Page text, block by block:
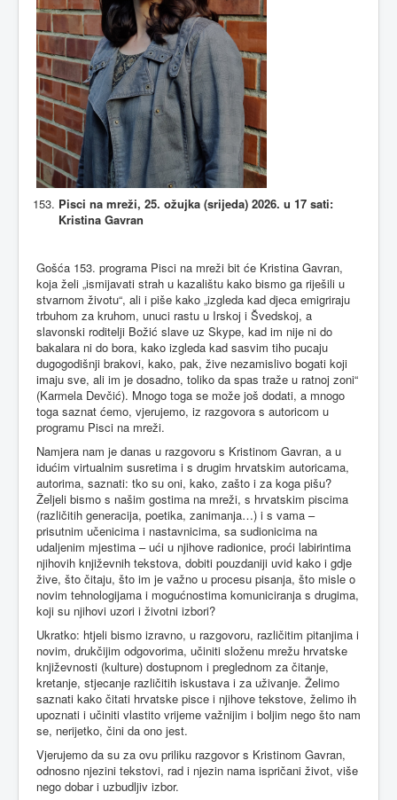
Pisci na mreži, 25. ožujka (srijeda) 2026. u 17 sati:
Kristina Gavran
Gošća 153. programa Pisci na mreži bit će Kristina Gavran,
koja želi „ismijavati strah u kazalištu kako bismo ga riješili u
stvarnom životu“, ali i piše kako „izgleda kad djeca emigriraju
trbuhom za kruhom, unuci rastu u Irskoj i Švedskoj, a
slavonski roditelji Božić slave uz Skype, kad im nije ni do
bakalara ni do bora, kako izgleda kad sasvim tiho pucaju
dugogodišnji brakovi, kako, pak, žive nezamislivo bogati koji
imaju sve, ali im je dosadno, toliko da spas traže u ratnoj zoni“
(Karmela Devčić). Mnogo toga se može još dodati, a mnogo
toga saznat ćemo, vjerujemo, iz razgovora s autoricom u
programu Pisci na mreži.
Namjera nam je danas u razgovoru s Kristinom Gavran, a u
idućim virtualnim susretima i s drugim hrvatskim autoricama,
autorima, saznati: tko su oni, kako, zašto i za koga pišu?
Željeli bismo s našim gostima na mreži, s hrvatskim piscima
(različitih generacija, poetika, zanimanja…) i s vama –
prisutnim učenicima i nastavnicima, sa sudionicima na
udaljenim mjestima – ući u njihove radionice, proći labirintima
njihovih književnih tekstova, dobiti pouzdaniji uvid kako i gdje
žive, što čitaju, što im je važno u procesu pisanja, što misle o
novim tehnologijama i mogućnostima komuniciranja s drugima,
koji su njihovi uzori i životni izbori?
Ukratko: htjeli bismo izravno, u razgovoru, različitim pitanjima i
novim, drukčijim odgovorima, učiniti složenu mrežu hrvatske
književnosti (kulture) dostupnom i preglednom za čitanje,
kretanje, stjecanje različitih iskustava i za uživanje. Želimo
saznati kako čitati hrvatske pisce i njihove tekstove, želimo ih
upoznati i učiniti vlastito vrijeme važnijim i boljim nego što nam
se, nerijetko, čini da ono jest.
Vjerujemo da su za ovu priliku razgovor s Kristinom Gavran,
odnosno njezini tekstovi, rad i njezin nama ispričani život, više
nego dobar i uzbudljiv izbor.